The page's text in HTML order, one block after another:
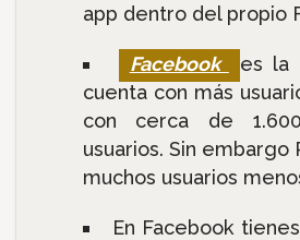
app dentro del propio
Facebook
es la
cuenta con más
con cerca de
usuarios. Sin
muchos usuarios
En Facebook tienes